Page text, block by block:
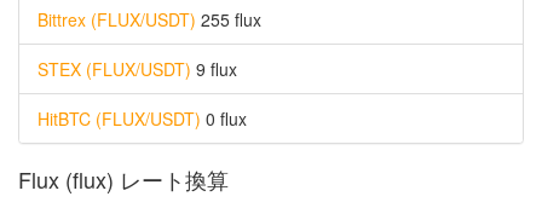
Bittrex (FLUX/USDT) 255 flux
STEX (FLUX/USDT) 9 flux
HitBTC (FLUX/USDT) 0 flux
Flux (flux) レート換算